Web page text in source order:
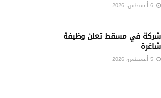
شركة في مسقط تعلن وظيفة
شاغرة